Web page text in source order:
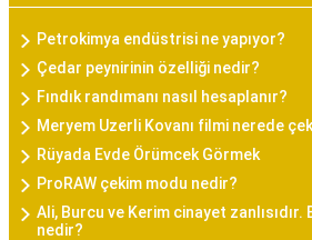
Petrokimya endüstrisi ne yapıyor?
Çedar peynirinin özelliği nedir?
Fındık randımanı nasıl hesaplanır?
Meryem Uzerli Kovanı filmi nerede
Rüyada Evde Örümcek Görmek
ProRAW çekim modu nedir?
Ali, Burcu ve Kerim cinayet zanlısıdır.
nedir?